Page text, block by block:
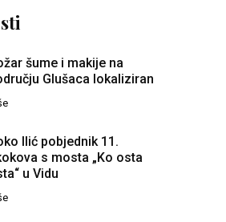
šume i makije na
Glušaca lokaliziran
Ilić pobjednik 11.
s mosta „Ko osta
u Vidu